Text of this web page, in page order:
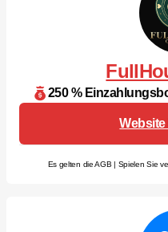
250 %
Es gelten die AGB | Spielen Sie